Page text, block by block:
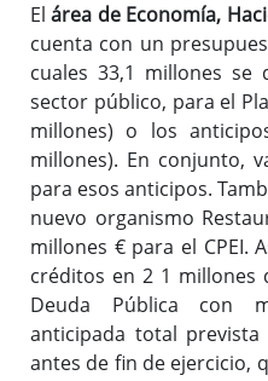
Elárea de Economía,
cuenta con un
cuales 33,1 millones se
sector público, para el
millones) o los
millones). En conjunto,
para esos anticipos.
nuevo organismo
millones € para el CPEI.
créditos en 2 1 millones
Deuda Pública con
anticipada total
antes de fin de ejercicio,